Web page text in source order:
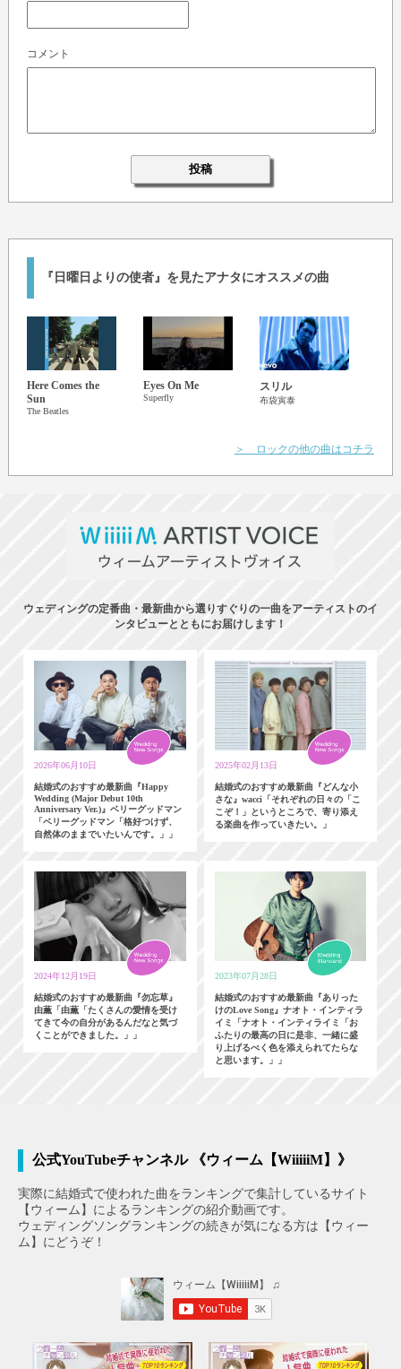
コメント
『日曜日よりの使者』を見たアナタにオススメの曲
Here Comes the
Sun
The Beatles
Eyes On Me
Superfly
スリル
布袋寅泰
＞ ロックの他の曲はコチラ
ウェディングの定番曲・最新曲から選りすぐりの一曲をアーティストのイ
ンタビューとともにお届けします！
2026年06月10日
結婚式のおすすめ最新曲『Happy
Wedding (Major Debut 10th
Anniversary Ver.)』ベリーグッドマン
「ベリーグッドマン「格好つけず、
自然体のままでいたいんです。」」
2025年02月13日
結婚式のおすすめ最新曲『どんな小
さな』wacci「それぞれの日々の「こ
こぞ！」というところで、寄り添え
る楽曲を作っていきたい。」
2024年12月19日
結婚式のおすすめ最新曲『勿忘草』
由薫「由薫「たくさんの愛情を受け
てきて今の自分があるんだなと気づ
くことができました。」」
2023年07月28日
結婚式のおすすめ最新曲『ありった
けのLove Song』ナオト・インティラ
イミ「ナオト・インティライミ「お
ふたりの最高の日に是非、一緒に盛
り上げるべく色を添えられてたらな
と思います。」」
公式YouTubeチャンネル 《ウィーム【WiiiiiM】》
実際に結婚式で使われた曲をランキングで集計しているサイト
【ウィーム】によるランキングの紹介動画です。
ウェディングソングランキングの続きが気になる方は【ウィー
ム】にどうぞ！